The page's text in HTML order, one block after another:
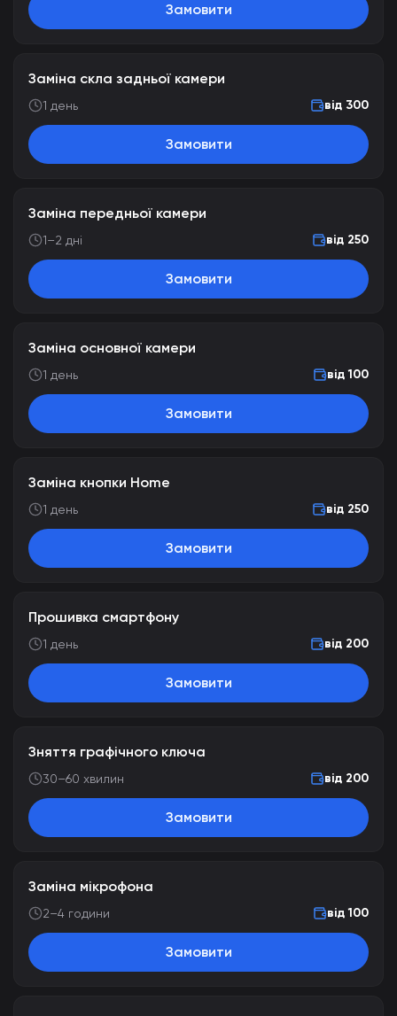
Замовити
Заміна скла задньої камери
1 день від 300
Замовити
Заміна передньої камери
1–2 дні від 250
Замовити
Заміна основної камери
1 день від 100
Замовити
Заміна кнопки Home
1 день від 250
Замовити
Прошивка смартфону
1 день від 200
Замовити
Зняття графічного ключа
30–60 хвилин від 200
Замовити
Заміна мікрофона
2–4 години від 100
Замовити